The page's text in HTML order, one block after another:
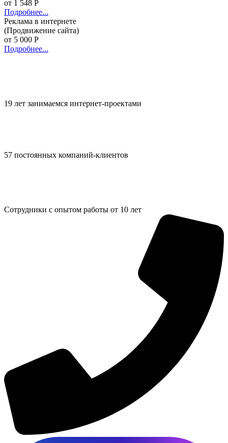
от 1 548 Р
Подробнее...
Реклама в интернете
(Продвижение сайта)
от 5 000 Р
Подробнее...
19 лет занимаемся интернет-проектами
57 постоянных компаний-клиентов
Сотрудники с опытом работы от 10 лет